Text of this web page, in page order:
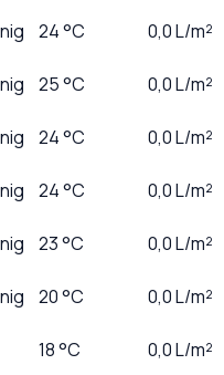
24°C 0,0L/m²
25°C 0,0L/m²
24°C 0,0L/m²
24°C 0,0L/m²
23°C 0,0L/m²
20°C 0,0L/m²
18°C 0,0L/m²